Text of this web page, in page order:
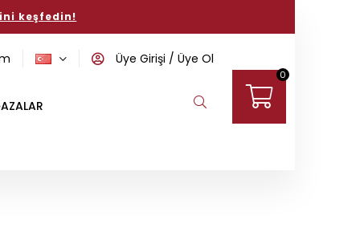
keşfedin!
Üye Girişi Üye Ol
0